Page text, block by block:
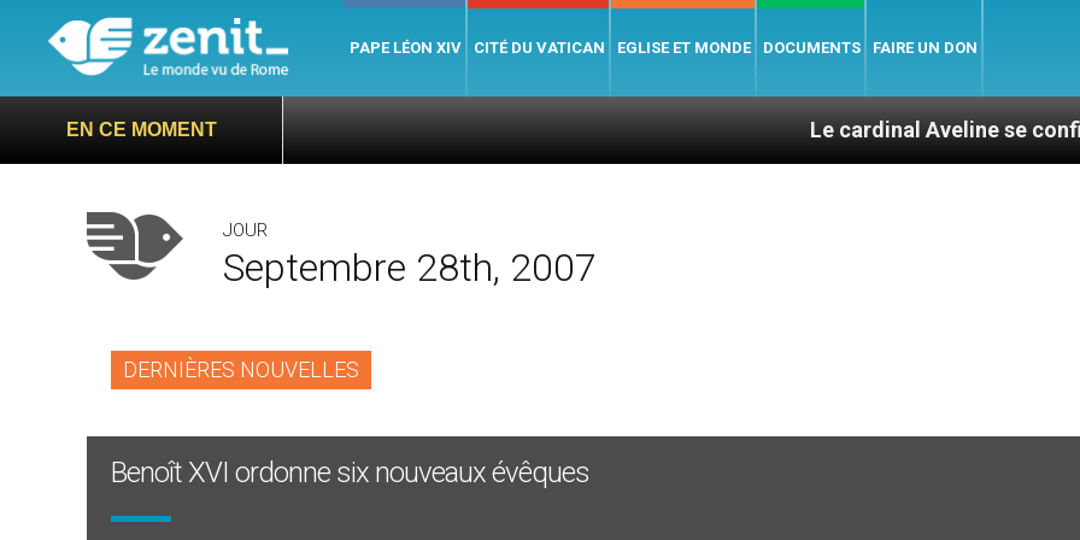
PAPE LÉON XIV CITÉ DU VATICAN EGLISE ET MONDE DOCUMENTS FAIRE UN DON
EN CE MOMENT Le cardinal Aveline se confie : entre
JOUR
Septembre 28th, 2007
DERNIÈRES NOUVELLES
Benoît XVI ordonne six nouveaux évêques